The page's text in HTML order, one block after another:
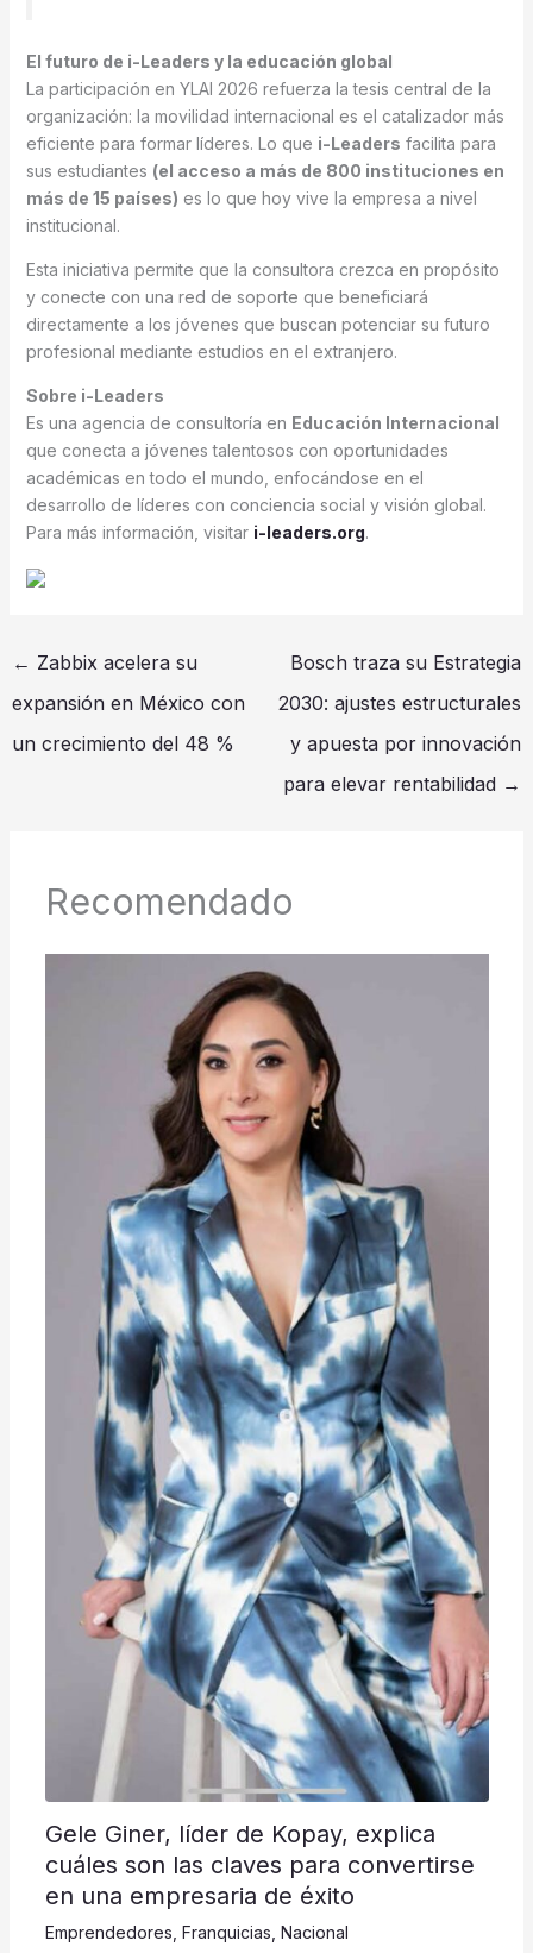
El futuro de i-Leaders y la educación global
La participación en YLAI 2026 refuerza la tesis central de la
organización: la movilidad internacional es el catalizador más
eficiente para formar líderes. Lo que i-Leaders facilita para
sus estudiantes (el acceso a más de 800 instituciones en
más de 15 países) es lo que hoy vive la empresa a nivel
institucional.
Esta iniciativa permite que la consultora crezca en propósito
y conecte con una red de soporte que beneficiará
directamente a los jóvenes que buscan potenciar su futuro
profesional mediante estudios en el extranjero.
Sobre i-Leaders
Es una agencia de consultoría en Educación Internacional
que conecta a jóvenes talentosos con oportunidades
académicas en todo el mundo, enfocándose en el
desarrollo de líderes con conciencia social y visión global.
Para más información, visitar i-leaders.org.
← Zabbix acelera su
expansión en México con
un crecimiento del 48 %
Bosch traza su Estrategia
2030: ajustes estructurales
y apuesta por innovación
para elevar rentabilidad →
Recomendado
Gele Giner, líder de Kopay, explica
cuáles son las claves para convertirse
en una empresaria de éxito
Emprendedores Franquicias Nacional